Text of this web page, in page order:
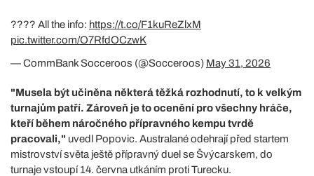
???? All the info: https://t.co/F1kuReZlxM
pic.twitter.com/O7RfdOCzwK
— CommBank Socceroos (@Socceroos) May 31, 2026
"Musela být učiněna některá těžká rozhodnutí, to k velkým
turnajům patří. Zároveň je to ocenění pro všechny hráče,
kteří během náročného přípravného kempu tvrdě
pracovali," uvedl Popovic. Australané odehrají před startem
mistrovství světa ještě přípravný duel se Švýcarskem, do
turnaje vstoupí 14. června utkáním proti Turecku.